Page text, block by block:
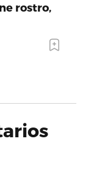
rostro,